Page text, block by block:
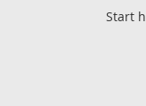
Start